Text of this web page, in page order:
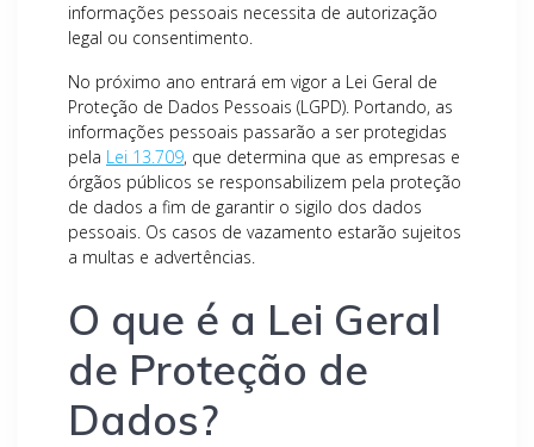
informações pessoais necessita de autorização
legal ou consentimento.
No próximo ano entrará em vigor a Lei Geral de
Proteção de Dados Pessoais (LGPD). Portando, as
informações pessoais passarão a ser protegidas
pela Lei 13.709, que determina que as empresas e
órgãos públicos se responsabilizem pela proteção
de dados a fim de garantir o sigilo dos dados
pessoais. Os casos de vazamento estarão sujeitos
a multas e advertências.
O que é a Lei Geral
de Proteção de
Dados?